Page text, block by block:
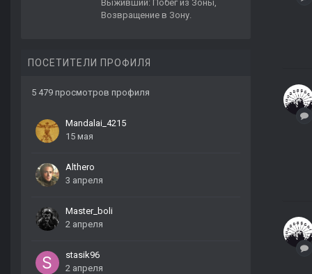
Выживший: Побег из Зоны,
Возвращение в Зону.
ПОСЕТИТЕЛИ ПРОФИЛЯ
5 479 просмотров профиля
Mandalai_4215
15 мая
Althero
3 апреля
Master_boli
2 апреля
stasik96
2 апреля